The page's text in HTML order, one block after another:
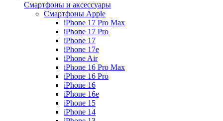
Смартфоны и аксессуары
Смартфоны Apple
iPhone 17 Pro Max
iPhone 17 Pro
iPhone 17
iPhone 17e
iPhone Air
iPhone 16 Pro Max
iPhone 16 Pro
iPhone 16
iPhone 16e
iPhone 15
iPhone 14